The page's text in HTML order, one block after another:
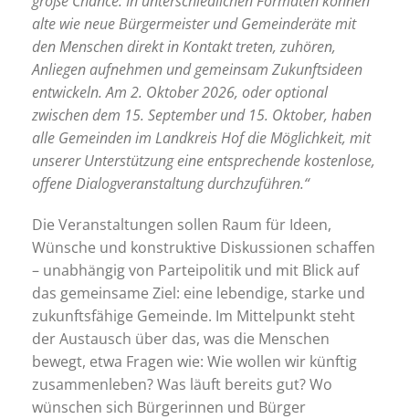
alte wie neue Bürgermeister und Gemeinderäte mit
den Menschen direkt in Kontakt treten, zuhören,
Anliegen aufnehmen und gemeinsam Zukunftsideen
entwickeln. Am 2. Oktober 2026, oder optional
zwischen dem 15. September und 15. Oktober, haben
alle Gemeinden im Landkreis Hof die Möglichkeit, mit
unserer Unterstützung eine entsprechende kostenlose,
offene Dialogveranstaltung durchzuführen.“
Die Veranstaltungen sollen Raum für Ideen,
Wünsche und konstruktive Diskussionen schaffen
– unabhängig von Parteipolitik und mit Blick auf
das gemeinsame Ziel: eine lebendige, starke und
zukunftsfähige Gemeinde. Im Mittelpunkt steht
der Austausch über das, was die Menschen
bewegt, etwa Fragen wie: Wie wollen wir künftig
zusammenleben? Was läuft bereits gut? Wo
wünschen sich Bürgerinnen und Bürger